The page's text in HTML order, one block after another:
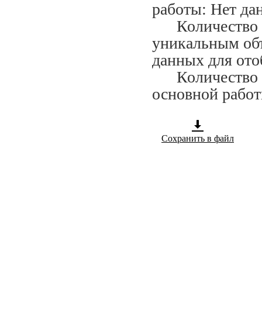
работы: Нет
Количество
уникальным
данных для
Количество
основной
Сохранить в файл